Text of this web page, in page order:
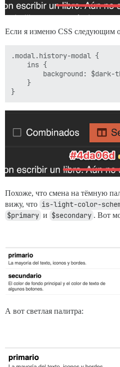
Если я изменю CSS следующим
.modal.history-modal {
    ins {
background: $dark-
    }
Похоже, что смена на тёмную
вижу, что is-light-color-
$primary и $secondary . Вот
А вот светлая палитра: